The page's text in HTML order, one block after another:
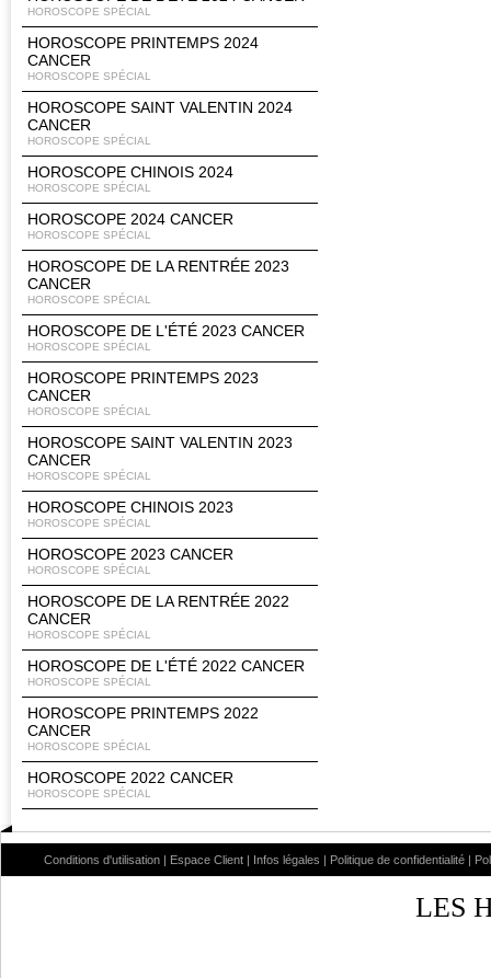
HOROSCOPE SPÉCIAL
HOROSCOPE PRINTEMPS 2024
CANCER
HOROSCOPE SPÉCIAL
HOROSCOPE SAINT VALENTIN 2024
CANCER
HOROSCOPE SPÉCIAL
HOROSCOPE CHINOIS 2024
HOROSCOPE SPÉCIAL
HOROSCOPE 2024 CANCER
HOROSCOPE SPÉCIAL
HOROSCOPE DE LA RENTRÉE 2023
CANCER
HOROSCOPE SPÉCIAL
HOROSCOPE DE L'ÉTÉ 2023 CANCER
HOROSCOPE SPÉCIAL
HOROSCOPE PRINTEMPS 2023
CANCER
HOROSCOPE SPÉCIAL
HOROSCOPE SAINT VALENTIN 2023
CANCER
HOROSCOPE SPÉCIAL
HOROSCOPE CHINOIS 2023
HOROSCOPE SPÉCIAL
HOROSCOPE 2023 CANCER
HOROSCOPE SPÉCIAL
HOROSCOPE DE LA RENTRÉE 2022
CANCER
HOROSCOPE SPÉCIAL
HOROSCOPE DE L'ÉTÉ 2022 CANCER
HOROSCOPE SPÉCIAL
HOROSCOPE PRINTEMPS 2022
CANCER
HOROSCOPE SPÉCIAL
HOROSCOPE 2022 CANCER
HOROSCOPE SPÉCIAL
Conditions d'utilisation | Espace Client | Infos légales | Politique de confidentialité |
LES